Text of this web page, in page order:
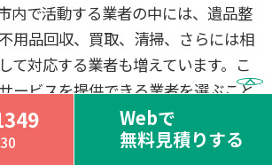
Webで
無料見積りする
内で活動する業者の中には、遺品整
用品回収、買取、清掃、さらには相
て対応する業者も増えています。こ
ービスを提供できる業者を選ぶこと
大幅に減らすことができるでしょ
には、提供されるサービスの範囲を